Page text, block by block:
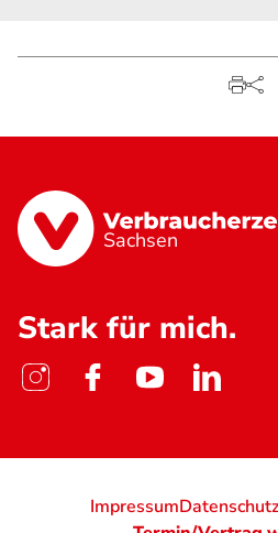
Sachsen
Stark für mich.
ImpressumDatenschutz